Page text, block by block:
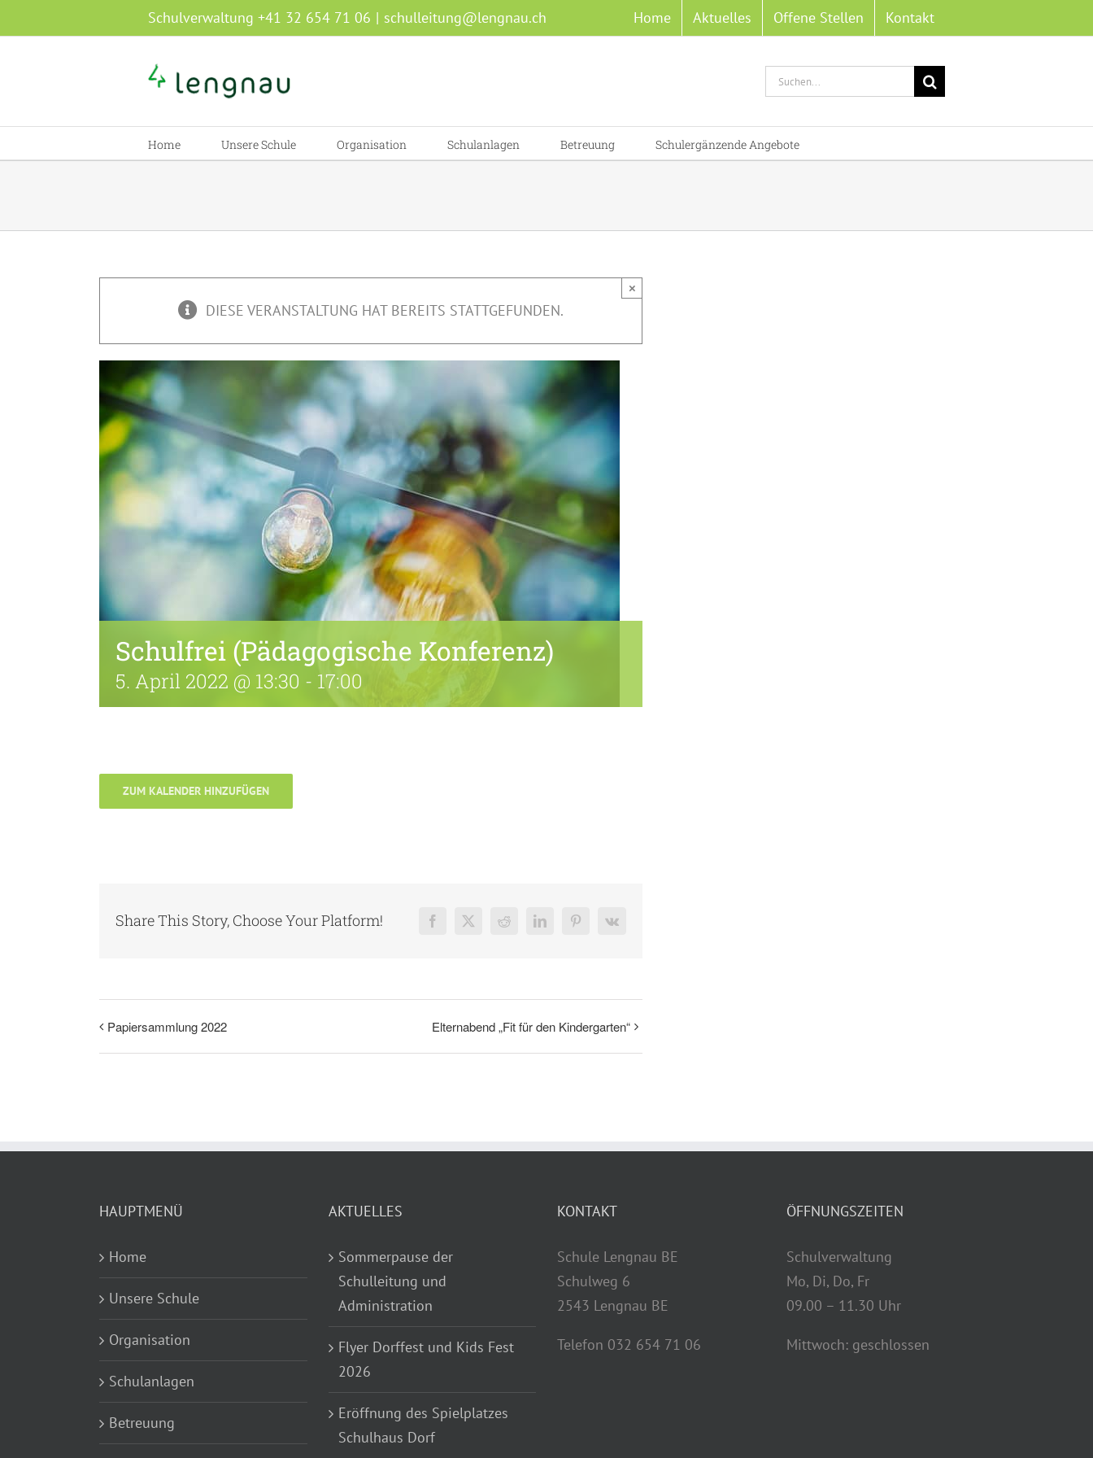
Inhalt
Schulverwaltung +41 32 654 71 06 | schulleitung@lengnau.ch Home Aktuelles Offene Stellen Kontakt
Suche
nach:
Home Unsere Schule Organisation Schulanlagen Betreuung Schulergänzende Angebote
DIESE VERANSTALTUNG HAT BEREITS STATTGEFUNDEN.
×
Schulfrei (Pädagogische Konferenz)
5. April 2022 @ 13:30 - 17:00
ZUM KALENDER HINZUFÜGEN
Share This Story, Choose Your Platform! Facebook
X Reddit LinkedInPinterest
Vk
Papiersammlung 2022 Elternabend „Fit für den Kindergarten“
HAUPTMENÜ
Home
Unsere Schule
Organisation
Schulanlagen
Betreuung
AKTUELLES
Sommerpause der
Schulleitung und
Administration
Flyer Dorffest und Kids Fest
2026
Eröffnung des Spielplatzes
Schulhaus Dorf
KONTAKT
Schule Lengnau BE
Schulweg 6
2543 Lengnau BE
Telefon 032 654 71 06
ÖFFNUNGSZEITEN
Schulverwaltung
Mo, Di, Do, Fr
09.00 – 11.30 Uhr
Mittwoch: geschlossen